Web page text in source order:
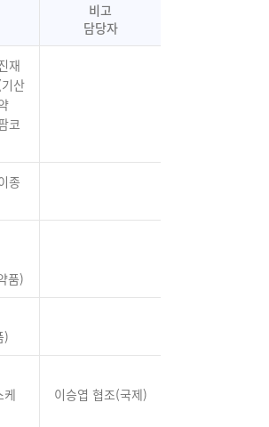
비고
담당자
재
산
코
종
품)
)
케
이승엽 협조(국제)